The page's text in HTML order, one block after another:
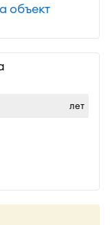
объект
лет